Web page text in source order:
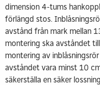
dimension 4-tums
förlängd stos.
avstånd från mark mellan
montering ska avståndet
montering av
avståndet vara minst 10
säkerställa en säker